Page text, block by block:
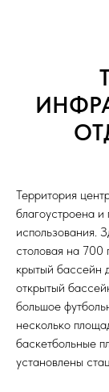
Территория
благоустроена и
использования.
столовая на 700
крытый бассейн
открытый
большое
несколько
баскетбольные
установлены